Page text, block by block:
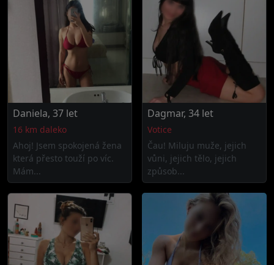
Daniela, 37 let
16 km daleko
Ahoj! Jsem spokojená žena
která přesto touží po víc.
Mám...
Dagmar, 34 let
Votice
Čau! Miluju muže, jejich
vůni, jejich tělo, jejich
způsob...